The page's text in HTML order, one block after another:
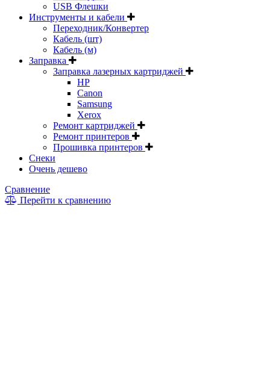
USB Флешки
Инструменты и кабели
Переходник/Конвертер
Кабель (шт)
Кабель (м)
Заправка
Заправка лазерных картриджей
HP
Canon
Samsung
Xerox
Ремонт картриджей
Ремонт принтеров
Прошивка принтеров
Снеки
Очень дешево
Сравнение
Перейти к сравнению